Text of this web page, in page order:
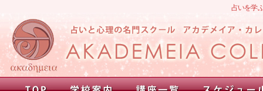
占いを学